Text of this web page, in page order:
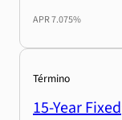
APR7.075%
Término
15-Year Fixed